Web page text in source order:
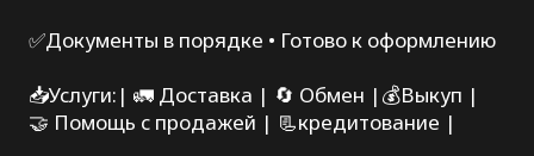
✅Документы в порядке • Готово к оформлению
📥Услуги:| 🚛 Доставка | 🔄 Обмен |💰Выкуп |
🤝 Помощь с продажей | 📃кредитование |